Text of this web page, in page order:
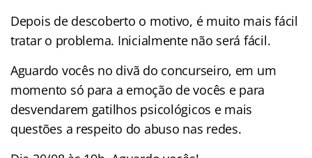
Depois de descoberto o motivo, é muito mais fácil
tratar o problema. Inicialmente não será fácil.
Aguardo vocês no divã do concurseiro, em um
momento só para a emoção de vocês e para
desvendarem gatilhos psicológicos e mais
questões a respeito do abuso nas redes.